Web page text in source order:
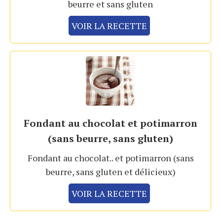
beurre et sans gluten
VOIR LA RECETTE
Fondant au chocolat et potimarron
(sans beurre, sans gluten)
Fondant au chocolat.. et potimarron (sans
beurre, sans gluten et délicieux)
VOIR LA RECETTE